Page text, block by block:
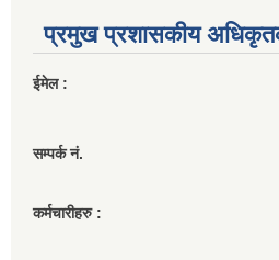
प्रमुख प्रशासकीय
ईमेल :
सम्पर्क नं.
कर्मचारीहरु :